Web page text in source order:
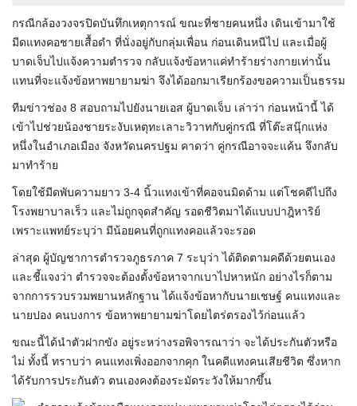
กรณีกล้องวงจรปิดบันทึกเหตุการณ์ ขณะที่ชายคนหนึ่ง เดินเข้ามาใช้
มีดแทงคอชายเสื้อดำ ที่นั่งอยู่กับกลุ่มเพื่อน ก่อนเดินหนีไป และเมื่อผู้
บาดเจ็บไปแจ้งความตำรวจ กลับแจ้งข้อหาแค่ทำร้ายร่างกายเท่านั้น
แทนที่จะแจ้งข้อหาพยายามฆ่า จึงได้ออกมาเรียกร้องขอความเป็นธรรม
ทีมข่าวช่อง 8 สอบถามไปยังนายเอส ผู้บาดเจ็บ เล่าว่า ก่อนหน้านี้ ได้
เข้าไปช่วยน้องชายระงับเหตุทะเลาะวิวาทกับคู่กรณี ที่โต๊ะสนุ๊กแห่ง
หนึ่งในอำเภอเมือง จังหวัดนครปฐม คาดว่า คู่กรณีอาจจะแค้น จึงกลับ
มาทำร้าย
โดยใช้มีดพับความยาว 3-4 นิ้วแทงเข้าที่คอจนมิดด้าม แต่โชคดีไปถึง
โรงพยาบาลเร็ว และไม่ถูกจุดสำคัญ รอดชีวิตมาได้แบบปาฎิหาริย์
เพราะแพทย์ระบุว่า มีน้อยคนที่ถูกแทงคอแล้วจะรอด
ล่าสุด ผู้บัญชาการตำรวจภูธรภาค 7 ระบุว่า ได้ติดตามคดีด้วยตนเอง
และชี้แจงว่า ตำรวจจะต้องตั้งข้อหาจากเบาไปหาหนัก อย่างไรก็ตาม
จากการรวบรวมพยานหลักฐาน ได้แจ้งข้อหากับนายเชษฐ์ คนแทงและ
นายปอง คนบงการ ข้อหาพยายามฆ่าโดยไตร่ตรองไว้ก่อนแล้ว
ขณะนี้ได้นำตัวฝากขัง อยู่ระหว่างรอพิจารณาว่า จะได้ประกันตัวหรือ
ไม่ ทั้งนี้ ทราบว่า คนแทงเพิ่งออกจากคุก ในคดีแทงคนเสียชีวิต ซึ่งหาก
ได้รับการประกันตัว ตนเองคงต้องระมัดระวังให้มากขึ้น